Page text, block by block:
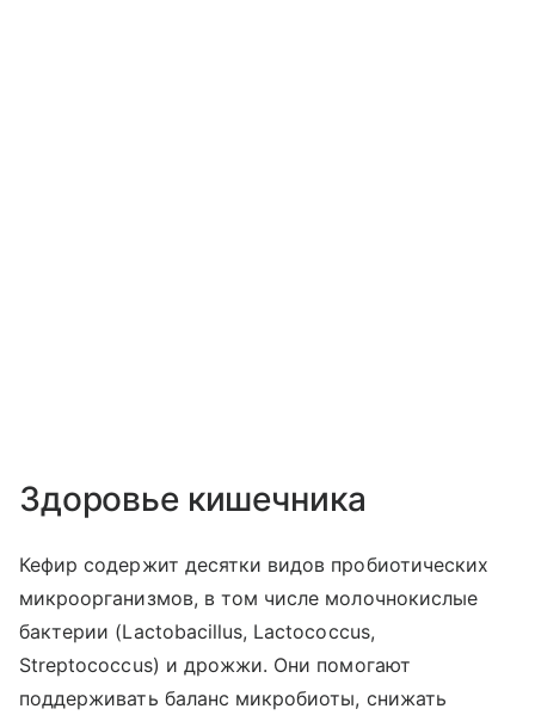
Здоровье кишечника
Кефир содержит десятки видов пробиотических
микроорганизмов, в том числе молочнокислые
бактерии (Lactobacillus, Lactococcus,
Streptococcus) и дрожжи. Они помогают
поддерживать баланс микробиоты, снижать